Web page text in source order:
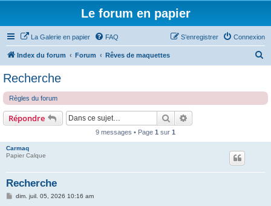
Le forum en papier
La Galerie en papier FAQ Connexion
S’enregistrer
Index du forum Forum Rêves de maquettes
c
e
Recherche
Règles du forum
Répondre Rechercher
9 messages • Page 1 sur 1
Carmaq
Papier Calque
Recherche
Mdim. juil. 05, 2026 10:16 am